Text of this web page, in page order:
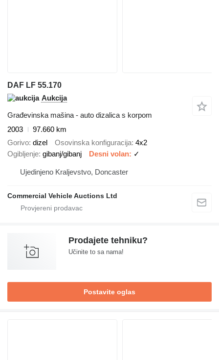
DAF LF 55.170
Aukcija
Građevinska mašina - auto dizalica s korpom
2003
97.660 km
Gorivo dizel Osovinska konfiguracija 4x2
Ogibljenje gibanj/gibanj Desni volan ✓
Ujedinjeno Kraljevstvo, Doncaster
Commercial Vehicle Auctions Ltd
Prodajete tehniku?
Učinite to sa nama!
Postavite oglas